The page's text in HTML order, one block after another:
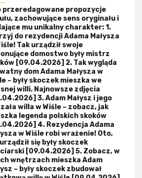
przeredagowane propozycje
zachowujące sens oryginału i
mu unikalny charakter: 1.
do rezydencji Adama Małysza
Tak urządził swoje
domostwo były mistrz
[09.04.2026] 2. Tak wygląda
dom Adama Małysza w
– były skoczek mieszka we
willi. Najnowsze zdjęcia
3. Adam Małysz i jego
willa w Wiśle – zobacz, jak
legenda polskich skoków
4. Rezydencja Adama
w Wiśle robi wrażenie! Oto,
się były skoczek
[09.04.2026] 5. Zobacz, w
wnętrzach mieszka Adam
– były skoczek zbudował